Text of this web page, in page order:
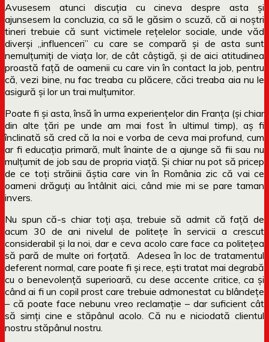
Avusesem atunci discuția cu cineva despre asta și
ajunsesem la concluzia, ca să le găsim o scuză, că ai noștri
tineri trebuie că sunt victimele rețelelor sociale, unde văd
diverși „influenceri” cu care se compară și de asta sunt
nemulțumiți de viața lor, de cât câștigă, și de aici atitudinea
proastă față de oamenii cu care vin în contact la job, pentru
că, vezi bine, nu fac treaba cu plăcere, căci treaba aia nu le
asigură și lor un trai mulțumitor.
Poate fi și asta, însă în urma experiențelor din Franța (și chiar
din alte țări pe unde am mai fost în ultimul timp), aș fi
înclinată să cred că la noi e vorba de ceva mai profund, cum
ar fi educația primară, mult înainte de a ajunge să fii sau nu
mulțumit de job sau de propria viață. Și chiar nu pot să pricep
de ce toți străinii ăștia care vin în România zic că vai ce
oameni drăguți au întâlnit aici, când mie mi se pare taman
invers.
Nu spun că-s chiar toți așa, trebuie să admit că față de
acum 30 de ani nivelul de politețe în servicii a crescut
considerabil și la noi, dar e ceva acolo care face ca politețea
să pară de multe ori forțată. Adesea în loc de tratamentul
deferent normal, care poate fi și rece, ești tratat mai degrabă
cu o benevolență superioară, cu dese accente critice, ca și
când ai fi un copil prost care trebuie admonestat cu blândețe
– că poate face nebunu vreo reclamație – dar suficient cât
să simți cine e stăpânul acolo. Că nu e niciodată clientul
nostru stăpânul nostru.